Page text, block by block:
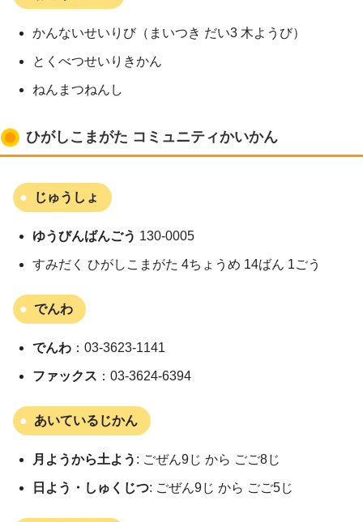
かんないせいりび（まいつき だい3 木ようび）
とくべつせいりきかん
ねんまつねんし
ひがしこまがた コミュニティかいかん
じゅうしょ
ゆうびんばんごう 130-0005
すみだく ひがしこまがた 4ちょうめ 14ばん 1ごう
でんわ
でんわ ：03-3623-1141
ファックス ：03-3624-6394
あいているじかん
月ようから土よう : ごぜん9じ から ごご8じ
日よう・しゅくじつ: ごぜん9じ から ごご5じ